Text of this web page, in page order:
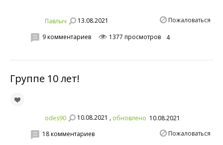
Павлыч 13.08.2021 Пожаловаться
9 комментариев 1377 просмотров 4
Группе 10 лет!
odes90 10.08.2021 , обновлено 10.08.2021
Пожаловаться
18 комментариев